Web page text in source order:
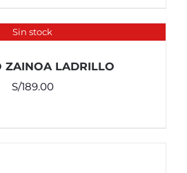
Sin stock
ZAINOA LADRILLO
S/189.00